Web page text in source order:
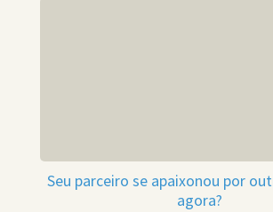
Seu parceiro se apaixonou por
agora?